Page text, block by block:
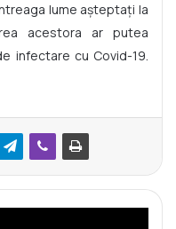
lume aşteptaţi la
acestora ar putea
infectare cu Covid-19.